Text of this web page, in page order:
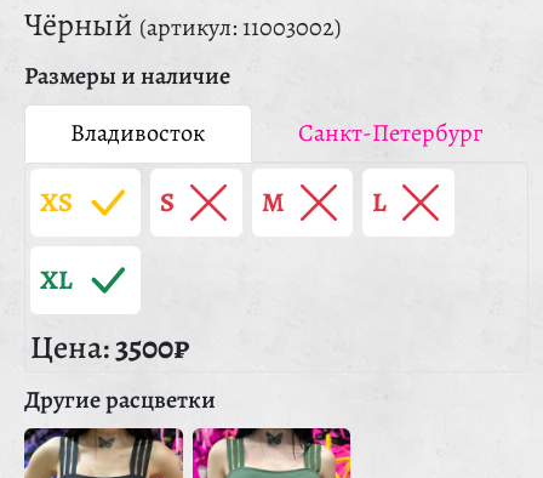
Чёрный (артикул: 11003002)
Размеры и наличие
Владивосток
Санкт-Петербург
XS S M L
XL
Цена:3500₽
Другие расцветки